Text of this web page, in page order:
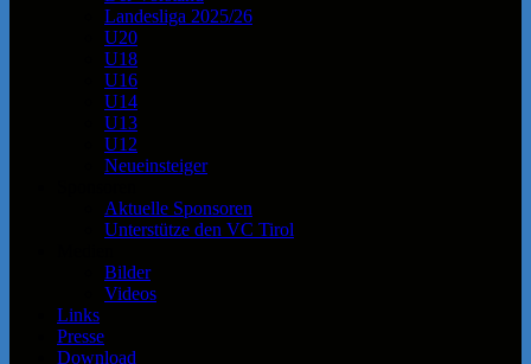
Landesliga 2025/26
U20
U18
U16
U14
U13
U12
Neueinsteiger
Aktuelle Sponsoren
Unterstütze den VC Tirol
Bilder
Videos
Links
Presse
Download